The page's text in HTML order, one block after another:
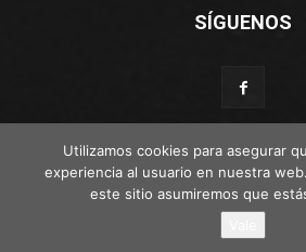
SÍGUENOS
© Web por Estímulo kreativo
Utilizamos cookies para asegurar
experiencia al usuario en nuestra
este sitio asumiremos que